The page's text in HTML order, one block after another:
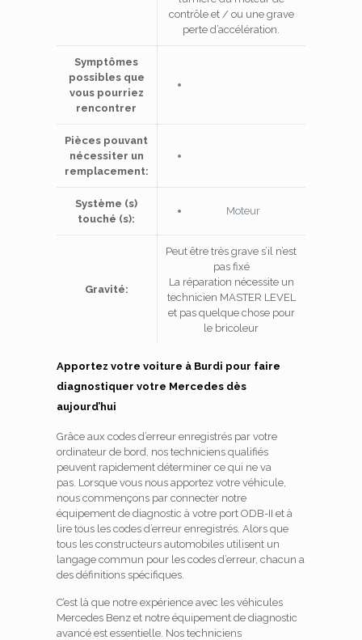
contrôle et / ou une grave
perte d’accélération.
Symptômes
possibles que
vous pourriez
rencontrer
Pièces pouvant
nécessiter un
remplacement:
Système (s)
touché (s):
Moteur
Gravité:
Peut être très grave s’il n’est
pas fixé
La réparation nécessite un
technicien MASTER LEVEL
et pas quelque chose pour
le bricoleur
Apportez votre voiture à Burdi pour faire
diagnostiquer votre Mercedes dès
aujourd’hui
Grâce aux codes d’erreur enregistrés par votre
ordinateur de bord, nos techniciens qualifiés
peuvent rapidement déterminer ce qui ne va
pas. Lorsque vous nous apportez votre véhicule,
nous commençons par connecter notre
équipement de diagnostic à votre port ODB-II et à
lire tous les codes d’erreur enregistrés. Alors que
tous les constructeurs automobiles utilisent un
langage commun pour les codes d’erreur, chacun a
des définitions spécifiques.
C’est là que notre expérience avec les véhicules
Mercedes Benz et notre équipement de diagnostic
avancé est essentielle. Nos techniciens